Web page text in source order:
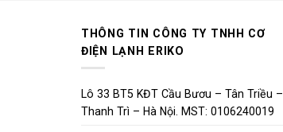
THÔNG TIN CÔNG TY TNHH CƠ
ĐIỆN LẠNH ERIKO
Lô 33 BT5 KĐT Cầu Bươu – Tân Triều –
Thanh Trì – Hà Nội. MST: 0106240019